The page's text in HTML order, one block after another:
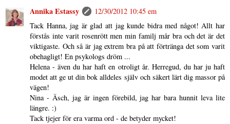
Annika Estassy
12/30/2012 10:45 em
Tack Hanna, jag är glad att jag kunde bidra med något! Allt har
förstås inte varit rosenrött men min familj mår bra och det är det
viktigaste. Och så är jag extrem bra på att förtränga det som varit
obehagligt! En psykologs dröm ...
Helena - även du har haft en otroligt år. Herregud, du har ju haft
modet att ge ut din bok alldeles själv och säkert lärt dig massor på
vägen!
Nina - Äsch, jag är ingen förebild, jag har bara hunnit leva lite
längre. :)
Tack tjejer för era varma ord - de betyder mycket!